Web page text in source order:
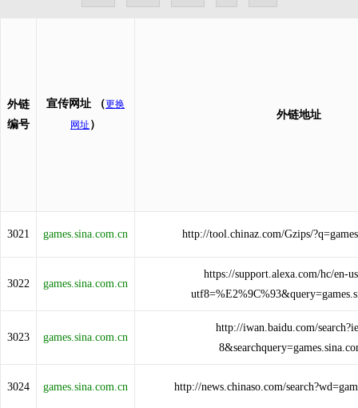
外链
编号
宣传网址 （更换
网址 ）
外链地址
3021 games.sina.com.cn http://tool.chinaz.com/Gzips/
3022 games.sina.com.cn
https://support.alexa.com/hc/en-
3023 games.sina.com.cn
http://iwan.baidu.com/
3024 games.sina.com.cn http://news.chinaso.com/